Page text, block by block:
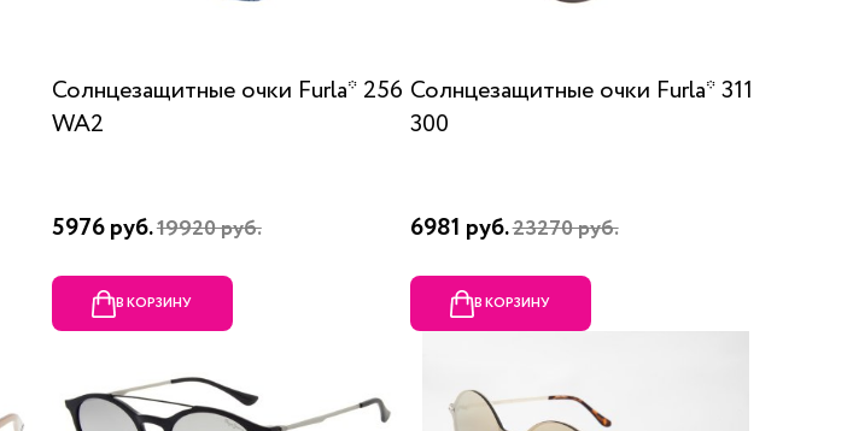
Солнцезащитные очки Furla* 256
WA2
5976 руб.19920 руб.
В КОРЗИНУ
Солнцезащитные очки Furla* 311
300
6981 руб.23270 руб.
В КОРЗИНУ